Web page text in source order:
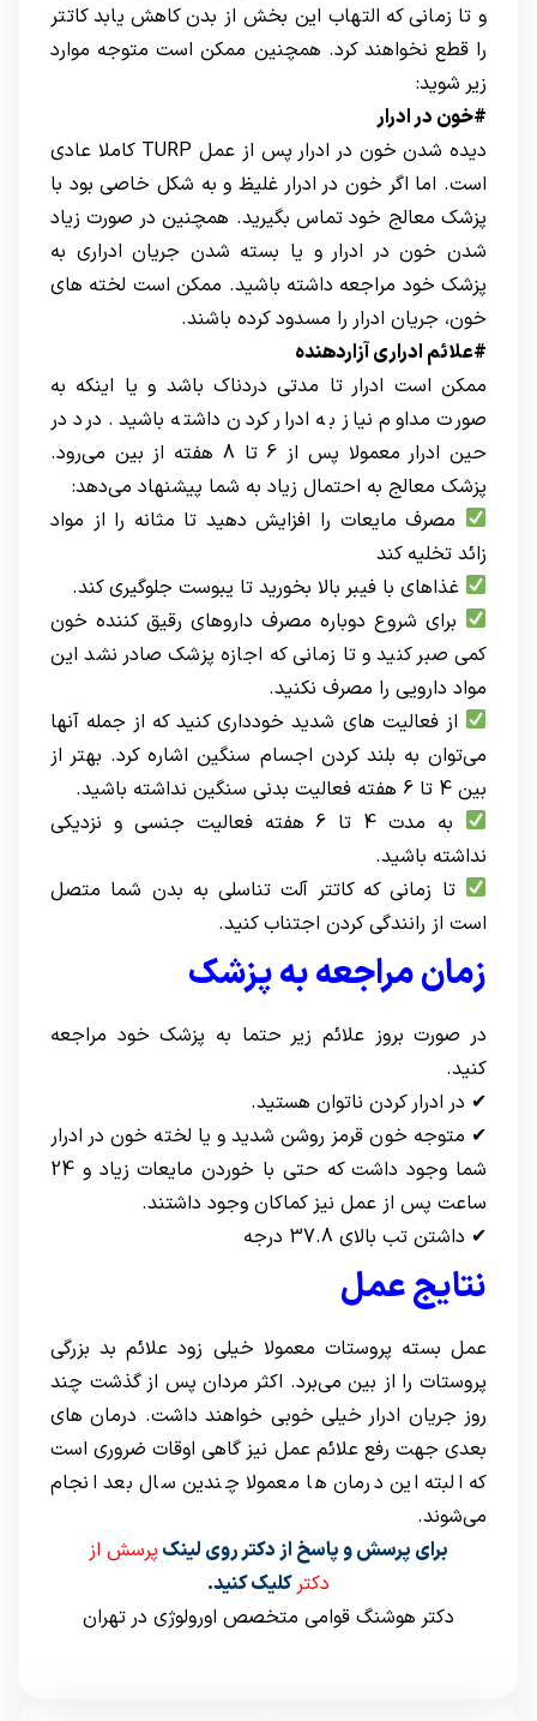
و تا زمانی که التهاب این بخش از بدن کاهش یابد کاتتر
را قطع نخواهند کرد. همچنین ممکن است متوجه موارد
زیر شوید:
#خون در ادرار
دیده شدن خون در ادرار پس از عمل TURP کاملا عادی
است. اما اگر خون در ادرار غلیظ و به شکل خاصی بود با
پزشک معالج خود تماس بگیرید. همچنین در صورت زیاد
شدن خون در ادرار و یا بسته شدن جریان ادراری به
پزشک خود مراجعه داشته باشید. ممکن است لخته های
خون، جریان ادرار را مسدود کرده باشند.
#علائم ادراری آزاردهنده
ممکن است ادرار تا مدتی دردناک باشد و یا اینکه به
صورت مداوم نیاز به ادرار کردن داشته باشید. درد در
حین ادرار معمولا پس از 6 تا 8 هفته از بین می‌رود.
پزشک معالج به احتمال زیاد به شما پیشنهاد می‌دهد:
مصرف مایعات را افزایش دهید تا مثانه را از مواد
زائد تخلیه کند
غذاهای با فیبر بالا بخورید تا یبوست جلوگیری کند.
برای شروع دوباره مصرف داروهای رقیق کننده خون
کمی صبر کنید و تا زمانی که اجازه پزشک صادر نشد این
مواد دارویی را مصرف نکنید.
از فعالیت های شدید خودداری کنید که از جمله آنها
می‌توان به بلند کردن اجسام سنگین اشاره کرد. بهتر از
بین 4 تا 6 هفته فعالیت بدنی سنگین نداشته باشید.
به مدت 4 تا 6 هفته فعالیت جنسی و نزدیکی
نداشته باشید.
تا زمانی که کاتتر آلت تناسلی به بدن شما متصل
است از رانندگی کردن اجتناب کنید.
زمان مراجعه به پزشک
در صورت بروز علائم زیر حتما به پزشک خود مراجعه
کنید.
✔ در ادرار کردن ناتوان هستید.
✔ متوجه خون قرمز روشن شدید و یا لخته خون در ادرار
شما وجود داشت که حتی با خوردن مایعات زیاد و 24
ساعت پس از عمل نیز کماکان وجود داشتند.
✔ داشتن تب بالای 37.8 درجه
نتایج عمل
عمل بسته پروستات معمولا خیلی زود علائم بد بزرگی
پروستات را از بین می‌برد. اکثر مردان پس از گذشت چند
روز جریان ادرار خیلی خوبی خواهند داشت. درمان های
بعدی جهت رفع علائم عمل نیز گاهی اوقات ضروری است
که البته این درمان ها معمولا چندین سال بعد انجام
می‌شوند.
برای پرسش و پاسخ از دکتر روی لینک پرسش از
دکترکلیک کنید.
دکتر هوشنگ قوامی متخصص اورولوژی در تهران